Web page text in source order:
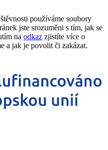
používáme soubory
jste srozuměni s tím, jak se
na odkaz zjistíte více o
a jak je povolit či zakázat.